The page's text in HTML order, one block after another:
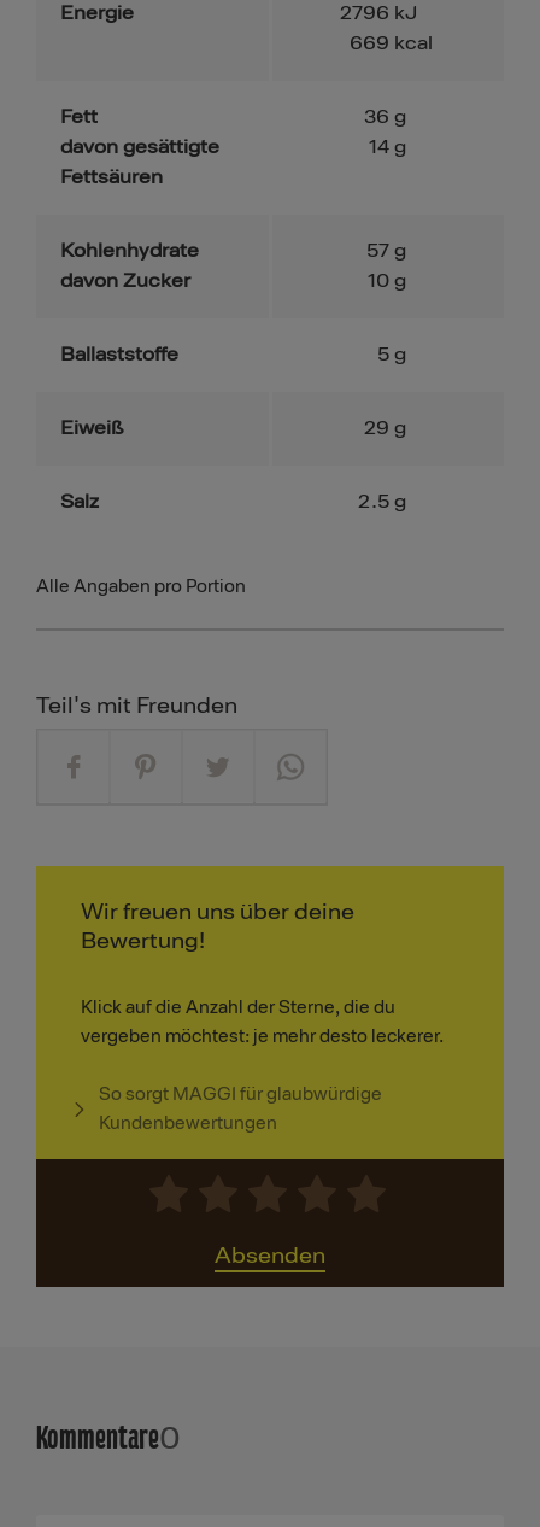
Energie 2796 kJ
669 kcal
Fett
davon gesättigte
Fettsäuren
36 g
14 g
Kohlenhydrate
davon Zucker
57 g
10 g
Ballaststoffe 5 g
Eiweiß 29 g
Salz 2.5 g
Alle Angaben pro Portion
Teil's mit Freunden
Wir freuen uns über deine
Bewertung!
Klick auf die Anzahl der Sterne, die du
vergeben möchtest: je mehr desto leckerer.
So sorgt MAGGI für glaubwürdige
Kundenbewertungen
Absenden
Kommentare0